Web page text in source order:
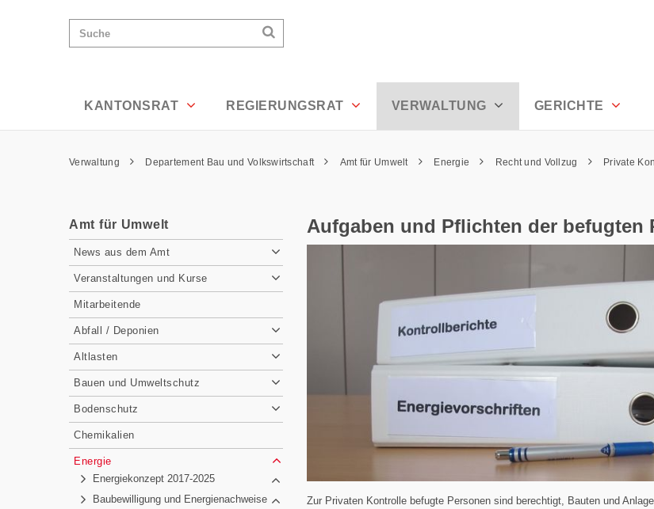
Suchen
KANTONSRAT
REGIERUNGSRAT VERWALTUNG GERICHTE
Inhalt
Pfadnavigation
Verwaltung Departement Bau und Volkswirtschaft Amt für Umwelt Energie Recht und Vollzug Private
Amt für Umwelt
Subnavigation
News aus dem Amt
Veranstaltungen und Kurse
Mitarbeitende
Abfall / Deponien
Altlasten
Bauen und Umweltschutz
Bodenschutz
Chemikalien
Energie
Energiekonzept 2017-2025
Baubewilligung und Energienachweise
Aufgaben und Pflichten der befugten
Zur Privaten Kontrolle befugte Personen sind berechtigt, Bauten und